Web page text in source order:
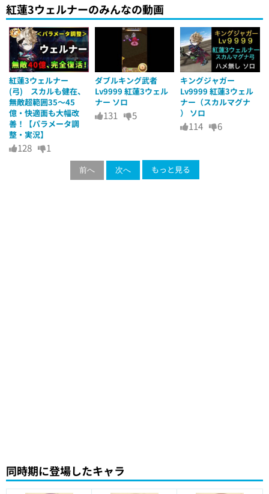
紅蓮3ウェルナーのみんなの動画
紅蓮3ウェルナー
(弓) スカルも健在、
無敵超範囲35〜45
億・快適面も大幅改
善！【パラメータ調
整・実況】
128 1
ダブルキング武者
Lv9999 紅蓮3ウェル
ナー ソロ
131 5
キングジャガー
Lv9999 紅蓮3ウェル
ナー（スカルマグナ
） ソロ
114 6
前へ 次へ もっと見る
同時期に登場したキャラ